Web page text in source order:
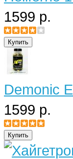
1599 р.
Demonic
1599 р.